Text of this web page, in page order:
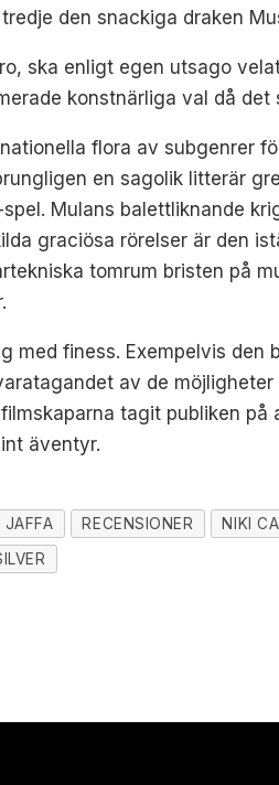
den snackiga draken
ska enligt egen utsago
konstnärliga val då
flora av subgenrer
en sagolik litterär
Mulans balettliknande
graciösa rörelser är den
tomrum bristen på
med finess. Exempelvis
av de
tagit publiken
äventyr.
JAFFA RECENSIONER NIKI